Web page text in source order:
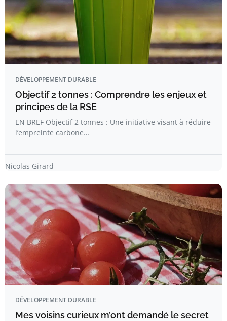
DÉVELOPPEMENT DURABLE
Objectif 2 tonnes : Comprendre les enjeux et
principes de la RSE
EN BREF Objectif 2 tonnes : Une initiative visant à réduire
l’empreinte carbone…
Nicolas Girard
DÉVELOPPEMENT DURABLE
Mes voisins curieux m’ont demandé le secret